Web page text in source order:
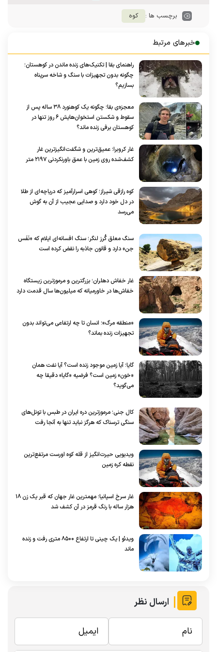
برچسب ها : کوه
خبرهای مرتبط
راهنمای بقا | تکنیک‌های زنده ماندن در کوهستان؛
چگونه بدون تجهیزات با سنگ و شاخه سرپناه
بسازیم؟
معجزه‌ی بقا؛ چگونه یک کوهنورد ۳۸ ساله پس از
سقوط و شکستن استخوان‌هایش ۶ روز تنها در
کوهستان‌ برفی زنده ماند؟
غار کروبرا؛ عمیق‌ترین و شگفت‌انگیزترین غار
کشف‌شده روی زمین با عمق باورنکردنی ۲۱۹۷ متر
کوه رازقی شیراز؛ کوهی اسرارآمیز که دریاچه‌ای از طلا
در دل خود دارد و صدایی عجیب از آن به گوش
می‌رسد
سنگ معلق گُرز لنگر؛ سنگ افسانه‌ای ایلام که «نَفَس
جن» دارد و قانون جاذبه را نقض کرده است
غار خفاش دهلران؛ بزرگترین و مرموزترین زیستگاه
خفاش‌ها در خاورمیانه که میلیون‌ها سال قدمت دارد
«منطقه مرگ»؛ انسان تا چه ارتفاعی می‌تواند بدون
تجهیزات زنده بماند؟
گایا؛ آیا زمین موجود زنده است؟ آیا نفت همان
«خون» زمین است؟ فرضیه «گایا» دقیقا چه
می‌گوید؟
کال جنی؛ مرموزترین دره ایران در طبس با تونل‌های
سنگی ترسناک که هرگز نباید تنها به آنجا رفت
ویدیویی حیرت‌انگیز از قله کوه اورست مرتفع‌ترین
نقطه کره زمین
غار سرخ اسپانیا؛ مهمترین غار جهان که قبر یک زن ۱۸
هزار ساله با رنگ‌ قرمز در آن کشف شد
ویدئو | یک چینی تا ارتفاع ۸۵۰۰ متری رفت و زنده
ماند
ارسال نظر